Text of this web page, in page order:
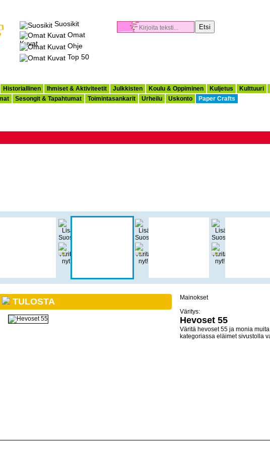
Suosikit
Omat
Kuvat
Ohje
Top 50
Historiallinen Ihmiset & Aktiviteetit Julkkisten Koulu & Oppiminen Kuljetus Kulttuuri
Sesongit & Tapahtumat Toimintasankarit Urheilu Uskonto Paper Crafts
TULOSTA
Mainokset
Väritys:
Hevoset 55
Väritä hevoset 55 ja monia
kategoriassa eläimet sivustolla